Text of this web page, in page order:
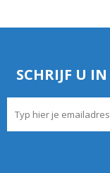
SCHRIJF U